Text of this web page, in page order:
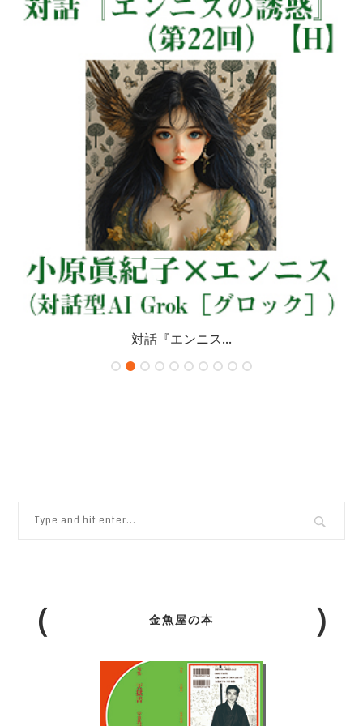
対話『エンニス...
金魚屋の本